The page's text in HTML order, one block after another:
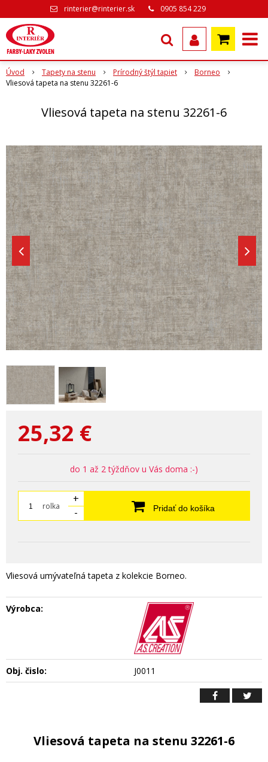
rinterier@rinterier.sk 0905 854 229
Úvod Tapety na stenu Prírodný štýl tapiet
Borneo
Vliesová tapeta na stenu 32261-6
Vliesová tapeta na stenu 32261-6
25,32 €
do 1 až 2 týždňov u Vás doma :-)
rolka
+
-
Pridať do košíka
Vliesová umývateľná tapeta z kolekcie Borneo.
Výrobca:
Obj. čislo: J0011
Vliesová tapeta na stenu 32261-6